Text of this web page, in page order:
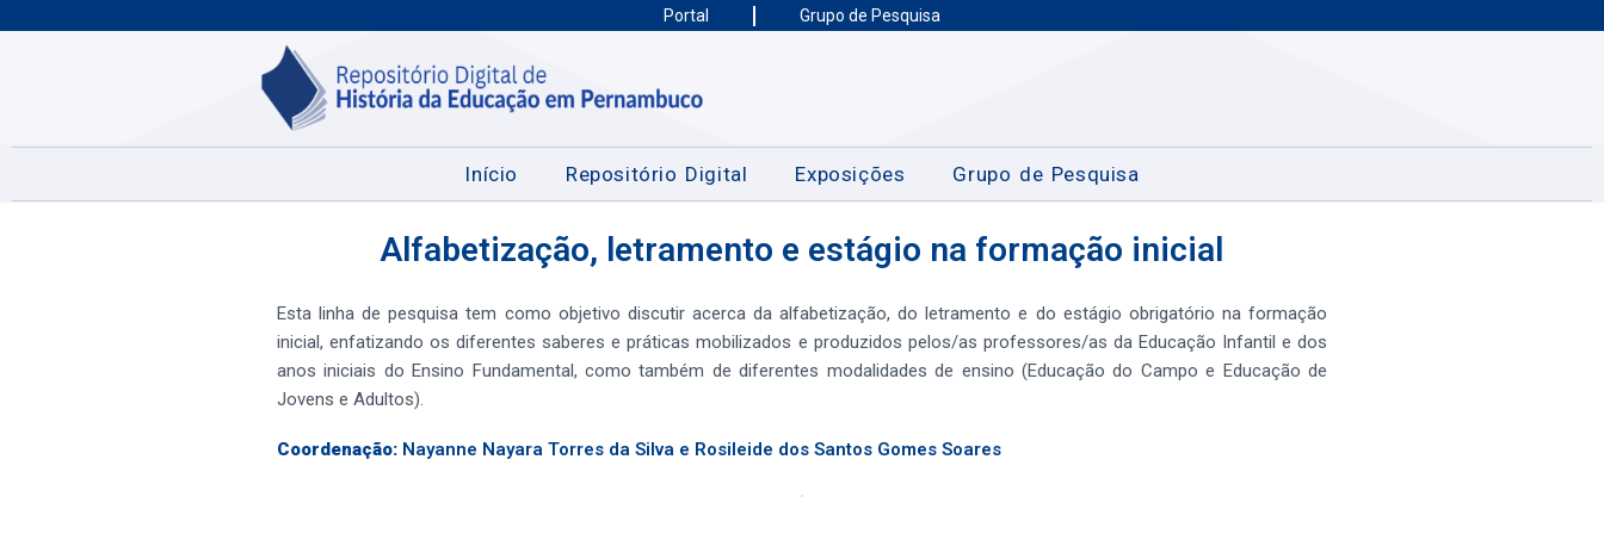
Portal Grupo de Pesquisa
Início Repositório Digital Exposições Grupo de Pesquisa
Alfabetização, letramento e estágio na formação inicial
Esta linha de pesquisa tem como objetivo discutir acerca da alfabetização, do letramento e do estágio obrigatório na formação
inicial, enfatizando os diferentes saberes e práticas mobilizados e produzidos pelos/as professores/as da Educação Infantil e dos
anos iniciais do Ensino Fundamental, como também de diferentes modalidades de ensino (Educação do Campo e Educação de
Jovens e Adultos).
Coordenação: Nayanne Nayara Torres da Silva e Rosileide dos Santos Gomes Soares